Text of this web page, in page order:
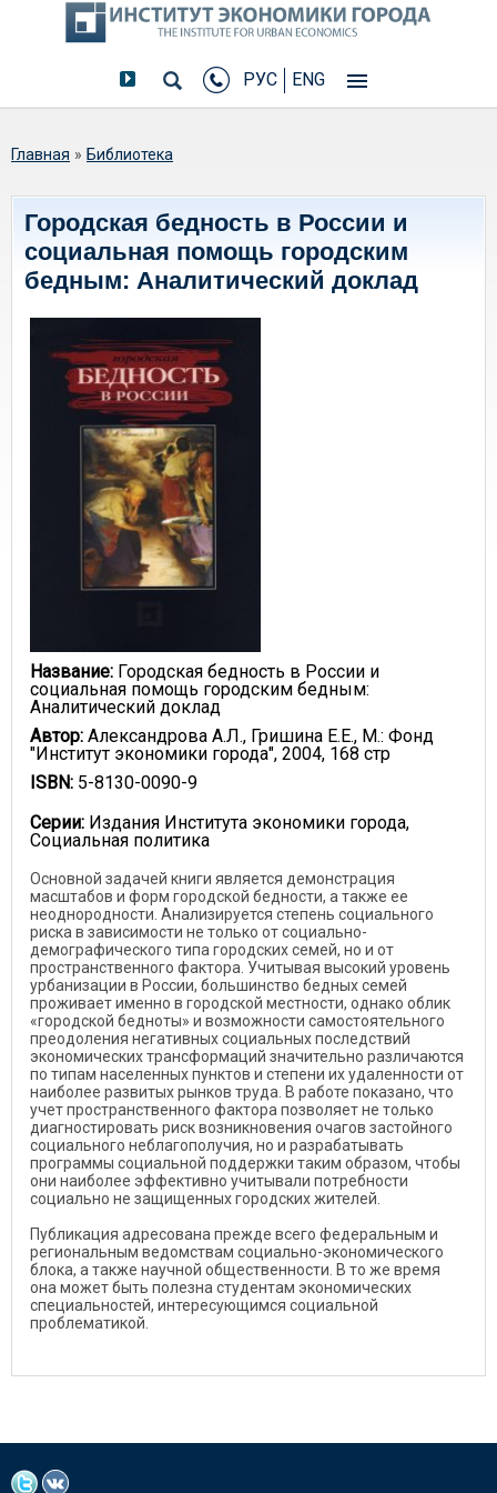
РУС ENG
Вы здесь
Главная » Библиотека
Городская бедность в России и
социальная помощь городским
бедным: Аналитический доклад
Название: Городская бедность в России и
социальная помощь городским бедным:
Аналитический доклад
Автор: Александрова А.Л., Гришина Е.Е., М.: Фонд
"Институт экономики города", 2004, 168 стр
ISBN: 5-8130-0090-9
Серии: Издания Института экономики города,
Социальная политика
Основной задачей книги является демонстрация
масштабов и форм городской бедности, а также ее
неоднородности. Анализируется степень социального
риска в зависимости не только от социально-
демографического типа городских семей, но и от
пространственного фактора. Учитывая высокий уровень
урбанизации в России, большинство бедных семей
проживает именно в городской местности, однако облик
«городской бедноты» и возможности самостоятельного
преодоления негативных социальных последствий
экономических трансформаций значительно различаются
по типам населенных пунктов и степени их удаленности от
наиболее развитых рынков труда. В работе показано, что
учет пространственного фактора позволяет не только
диагностировать риск возникновения очагов застойного
социального неблагополучия, но и разрабатывать
программы социальной поддержки таким образом, чтобы
они наиболее эффективно учитывали потребности
социально не защищенных городских жителей.
Публикация адресована прежде всего федеральным и
региональным ведомствам социально-экономического
блока, а также научной общественности. В то же время
она может быть полезна студентам экономических
специальностей, интересующимся социальной
проблематикой.